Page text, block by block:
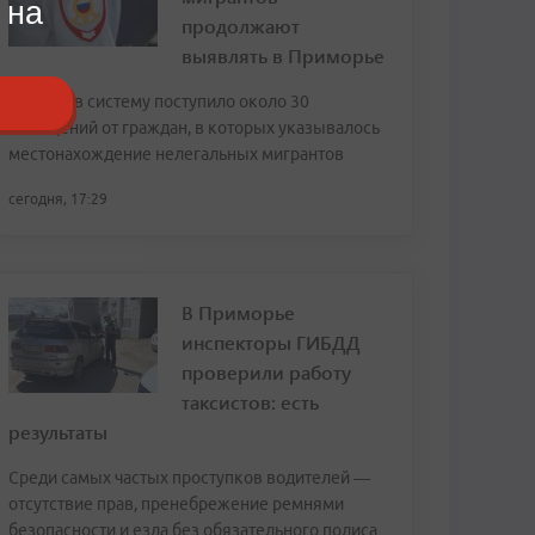
продолжают
выявлять в Приморье
За июль в систему поступило около 30
сообщений от граждан, в которых указывалось
местонахождение нелегальных мигрантов
сегодня, 17:29
В Приморье
инспекторы ГИБДД
проверили работу
таксистов: есть
результаты
Среди самых частых проступков водителей —
отсутствие прав, пренебрежение ремнями
безопасности и езда без обязательного полиса